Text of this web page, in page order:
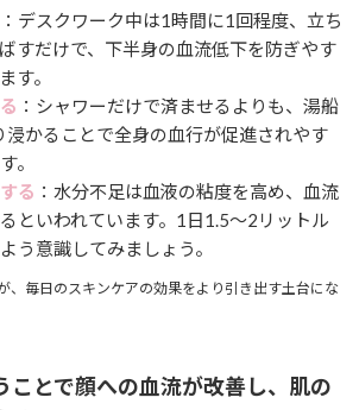
：デスクワーク中は1時間に1回程度、立ち
すだけで、下半身の血流低下を防ぎやす
す。
：シャワーだけで済ませるよりも、湯船
かることで全身の血行が促進されやす
。
る ：水分不足は血液の粘度を高め、血流
といわれています。1日1.5〜2リットル
う意識してみましょう。
、毎日のスキンケアの効果をより引き出す土台にな
ことで顔への血流が改善し、肌の